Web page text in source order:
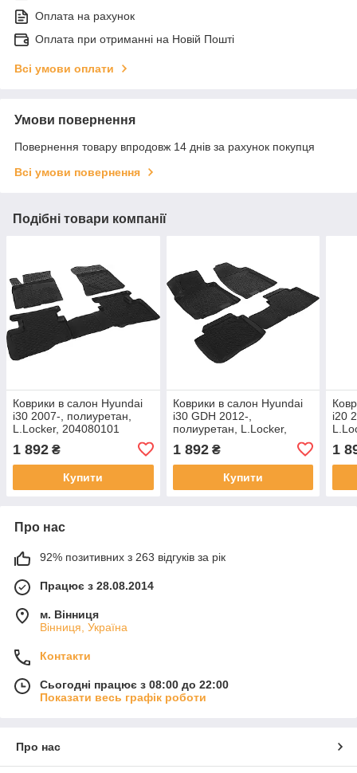
Оплата на рахунок
Оплата при отриманні на Новій Пошті
Всі умови оплати
Умови повернення
Повернення товару впродовж 14 днів за рахунок покупця
Всі умови повернення
Подібні товари компанії
Коврики в салон Hyundai
i30 2007-, полиуретан,
L.Locker, 204080101
1 892 ₴
Купити
Коврики в салон Hyundai
i30 GDH 2012-,
полиуретан, L.Locker,
1 892₴
Купити
i20
1
Про нас
92% позитивних з 263 відгуків за рік
Працює з 28.08.2014
м. Вінниця
Вінниця, Україна
Контакти
Сьогодні працює з 08:00 до 22:00
Показати весь графік роботи
Про нас